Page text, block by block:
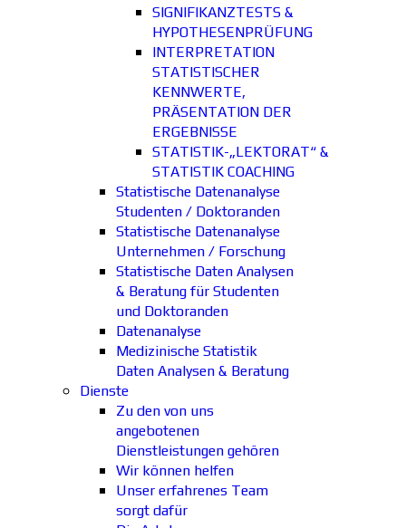
SIGNIFIKANZTESTS &
HYPOTHESENPRÜFUNG
INTERPRETATION
STATISTISCHER
KENNWERTE,
PRÄSENTATION DER
ERGEBNISSE
STATISTIK-„LEKTORAT“ &
STATISTIK COACHING
Statistische Datenanalyse
Studenten / Doktoranden
Statistische Datenanalyse
Unternehmen / Forschung
Statistische Daten Analysen
& Beratung für Studenten
und Doktoranden
Datenanalyse
Medizinische Statistik
Daten Analysen & Beratung
Dienste
Zu den von uns
angebotenen
Dienstleistungen gehören
Wir können helfen
Unser erfahrenes Team
sorgt dafür